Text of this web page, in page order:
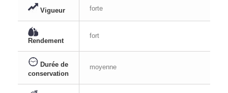
Vigueur forte
Rendement
fort
Durée de
conservation
moyenne